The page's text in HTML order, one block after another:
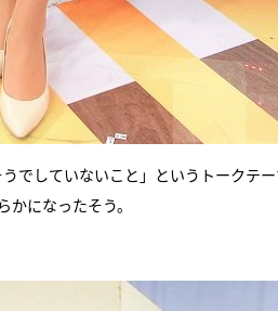
でしていないこと」というトークテ
になったそう。